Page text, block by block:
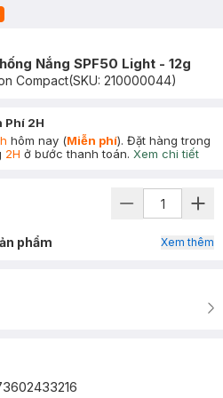
Nắng SPF50 Light - 12g
Compact(SKU: 210000044)
Phí 2H
hôm nay (Miễn phí). Đặt hàng trong
2H ở bước thanh toán. Xem chi tiết
phẩm Xem thêm